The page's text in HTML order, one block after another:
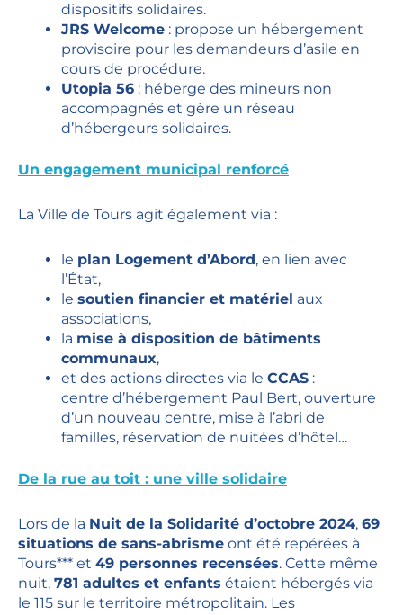
dispositifs solidaires.
JRS Welcome : propose un hébergement
provisoire pour les demandeurs d’asile en
cours de procédure.
Utopia 56 : héberge des mineurs non
accompagnés et gère un réseau
d’hébergeurs solidaires.
Un engagement municipal renforcé
La Ville de Tours agit également via :
le plan Logement d’Abord, en lien avec
l’État,
le soutien financier et matériel aux
associations,
la mise à disposition de bâtiments
communaux,
et des actions directes via le CCAS :
centre d’hébergement Paul Bert, ouverture
d’un nouveau centre, mise à l’abri de
familles, réservation de nuitées d’hôtel…
De la rue au toit : une ville solidaire
Lors de la Nuit de la Solidarité d’octobre 2024, 69
situations de sans-abrisme ont été repérées à
Tours*** et 49 personnes recensées. Cette même
nuit, 781 adultes et enfants étaient hébergés via
le 115 sur le territoire métropolitain. Les